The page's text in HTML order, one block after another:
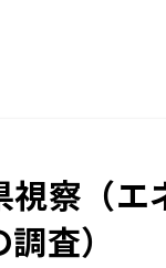
視察（エ
査）